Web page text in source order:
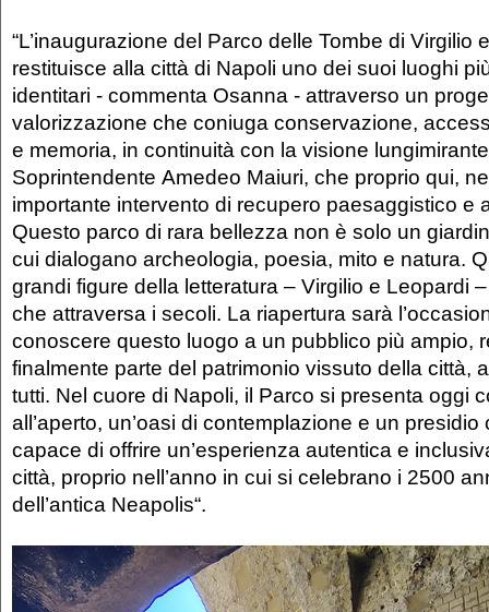
“L’inaugurazione del Parco delle Tombe di Virgilio
restituisce alla città di Napoli uno dei suoi luoghi
identitari - commenta Osanna - attraverso un
valorizzazione che coniuga conservazione,
e memoria, in continuità con la visione
Soprintendente Amedeo Maiuri, che proprio qui,
importante intervento di recupero paesaggistico e
Questo parco di rara bellezza non è solo un
cui dialogano archeologia, poesia, mito e natura.
grandi figure della letteratura – Virgilio e Leopardi
che attraversa i secoli. La riapertura sarà
conoscere questo luogo a un pubblico più ampio,
finalmente parte del patrimonio vissuto della città,
tutti. Nel cuore di Napoli, il Parco si presenta oggi
all’aperto, un’oasi di contemplazione e un presidio
capace di offrire un’esperienza autentica e
città, proprio nell’anno in cui si celebrano i 2500
dell’antica Neapolis“.